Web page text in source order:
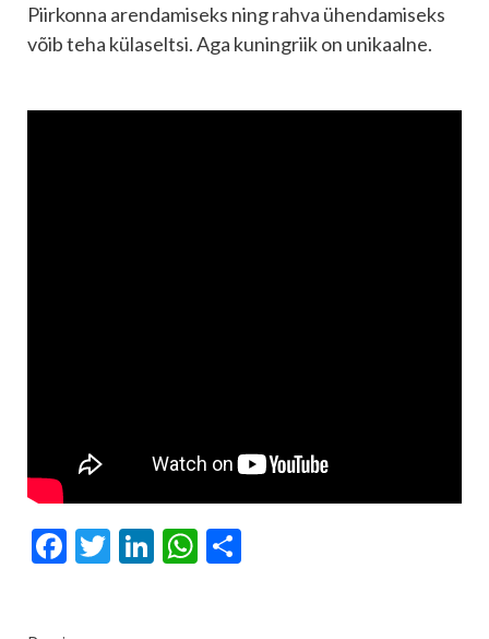
Piirkonna arendamiseks ning rahva ühendamiseks
võib teha külaseltsi. Aga kuningriik on unikaalne.
Facebook
Twitter
LinkedIn
WhatsApp